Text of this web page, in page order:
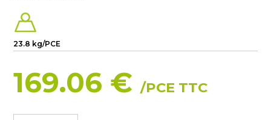
23.8 kg/PCE
169.06 €/PCE TTC